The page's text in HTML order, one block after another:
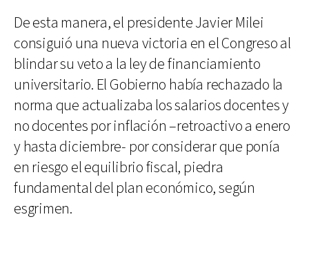
De esta manera, el presidente Javier Milei
consiguió una nueva victoria en el Congreso al
blindar su veto a la ley de financiamiento
universitario. El Gobierno había rechazado la
norma que actualizaba los salarios docentes y
no docentes por inflación –retroactivo a enero
y hasta diciembre- por considerar que ponía
en riesgo el equilibrio fiscal, piedra
fundamental del plan económico, según
esgrimen.